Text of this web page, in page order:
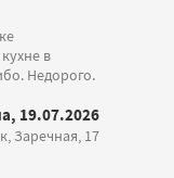
в
Недорого.
19.07.2026
Заречная, 17